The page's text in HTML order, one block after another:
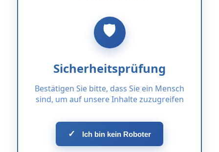
Sicherheitsprüfung
Bestätigen Sie bitte, dass Sie ein Mensch
sind, um auf unsere Inhalte zuzugreifen
✓ Ich bin kein Roboter